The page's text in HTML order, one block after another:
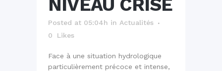
NIVEAU CRISE
Posted at 05:04h in Actualités
0
Likes
Face à une situation hydrologique
particulièrement précoce et intense,